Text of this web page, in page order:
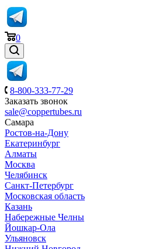
0
8-800-333-77-29
Заказать звонок
sale@coppertubes.ru
Самара
Ростов-на-Дону
Екатеринбург
Алматы
Москва
Челябинск
Санкт-Петербург
Московская область
Казань
Набережные Челны
Йошкар-Ола
Ульяновск